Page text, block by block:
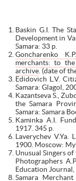
Baskin G.I. The
Development in
Samara: 33 p.
Goncharenko
merchants: to
archive. (date of
Edidovich L.V.
Samara: Glagol,
Kazantseva S.,
the Samara
Samara: Samara
Kaminka A.I.
1917. 345 p.
Laverychev V.Ya.
1900. Moscow:
Unusual Singers
Photographers
Education
Samara